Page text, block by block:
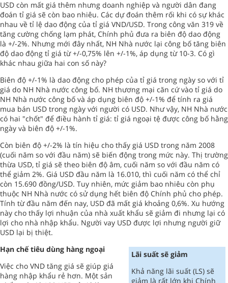
USD còn mất giá thêm nhưng doanh nghiệp và người dân đang
đoán tỉ giá sẽ còn bao nhiêu. Các dự đoán thêm rối khi có sự khác
nhau về tỉ lệ dao động của tỉ giá VND/USD. Trong công văn 319 về
tăng cường chống lạm phát, Chính phủ đưa ra biên độ dao động
là +/-2%. Nhưng mới đây nhất, NH Nhà nước lại công bố tăng biên
độ dao động tỉ giá từ +/-0,75% lên +/-1%, áp dụng từ 10-3. Có gì
khác nhau giữa hai con số này?
Biên độ +/-1% là dao động cho phép của tỉ giá trong ngày so với tỉ
giá do NH Nhà nước công bố. NH thương mại căn cứ vào tỉ giá do
NH Nhà nước công bố và áp dụng biên độ +/-1% để tính ra giá
mua bán USD trong ngày với người có USD. Như vậy, NH Nhà nước
có hai "chốt" để điều hành tỉ giá: tỉ giá ngoại tệ được công bố hằng
ngày và biên độ +/-1%.
Còn biên độ +/-2% là tín hiệu cho thấy giá USD trong năm 2008
(cuối năm so với đầu năm) sẽ biến động trong mức này. Thị trường
thừa USD, tỉ giá sẽ theo biên độ âm, cuối năm so với đầu năm có
thể giảm 2%. Giá USD đầu năm là 16.010, thì cuối năm có thể chỉ
còn 15.690 đồng/USD. Tuy nhiên, mức giảm bao nhiêu còn phụ
thuộc NH Nhà nước có sử dụng hết biên độ Chính phủ cho phép.
Tính từ đầu năm đến nay, USD đã mất giá khoảng 0,6%. Xu hướng
này cho thấy lợi nhuận của nhà xuất khẩu sẽ giảm đi nhưng lại có
lợi cho nhà nhập khẩu. Người vay USD được lợi nhưng người giữ
USD lại bị thiệt.
Lãi suất sẽ giảm
Khả năng lãi suất (LS) sẽ
giảm là rất lớn khi Chính
Hạn chế tiêu dùng hàng ngoại
Việc cho VND tăng giá sẽ giúp giá
hàng nhập khẩu rẻ hơn. Một sản